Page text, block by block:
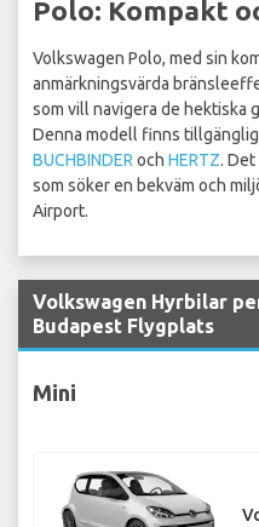
Polo: Kompakt
Volkswagen Polo, med sin
anmärkningsvärda
som vill navigera de hektiska
Denna modell finns
BUCHBINDER och HERTZ.
som söker en bekväm och
Airport.
Volkswagen Hyrbilar
Budapest Flygplats
Mini